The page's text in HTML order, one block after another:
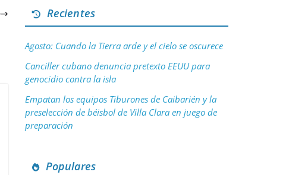
Recientes
Agosto: Cuando la Tierra arde y el cielo se oscurece
Canciller cubano denuncia pretexto EEUU para
genocidio contra la isla
Empatan los equipos Tiburones de Caibarién y la
preselección de béisbol de Villa Clara en juego de
preparación
Populares